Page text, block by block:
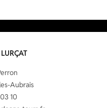
Aubrais
10